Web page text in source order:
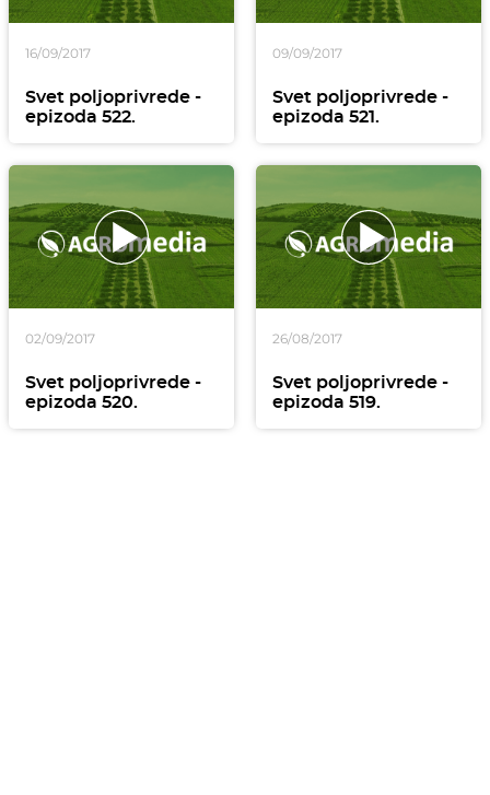
16/09/2017
Svet poljoprivrede -
epizoda 522.
09/09/2017
Svet poljoprivrede -
epizoda 521.
02/09/2017
Svet poljoprivrede -
epizoda 520.
26/08/2017
Svet poljoprivrede -
epizoda 519.